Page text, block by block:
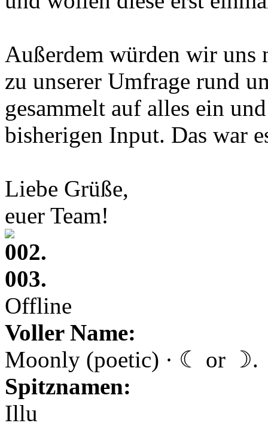
Außerdem würden wir uns
zu unserer Umfrage rund
gesammelt auf alles ein
bisherigen Input. Das war
Liebe Grüße,
euer Team!
002.
003.
Offline
Voller Name:
Moonly (poetic) · ☾ or ☽.
Spitznamen:
Illu